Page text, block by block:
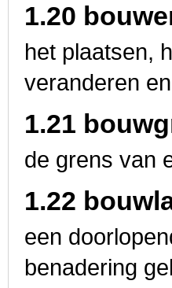
1.20
het plaatsen,
veranderen
1.21
de grens van
1.22
een
benadering